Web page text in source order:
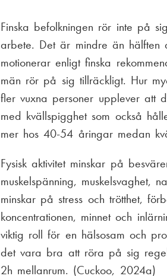
Finska befolkningen rör inte på
arbete. Det är mindre än
motionerar enligt finska
män rör på sig tillräckligt. Hur
fler vuxna personer upplever att
med kvällspigghet som också
mer hos 40-54 åringar medan
Fysisk aktivitet minskar på
muskelspänning, muskelsvaghet,
minskar på stress och trötthet,
koncentrationen, minnet och
viktig roll för en hälsosam och
det vara bra att röra på sig
2h mellanrum. (Cuckoo, 2024a)